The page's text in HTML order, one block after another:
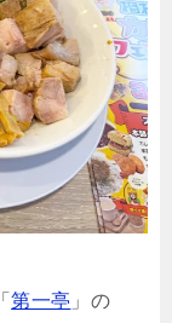
第一亭 」の